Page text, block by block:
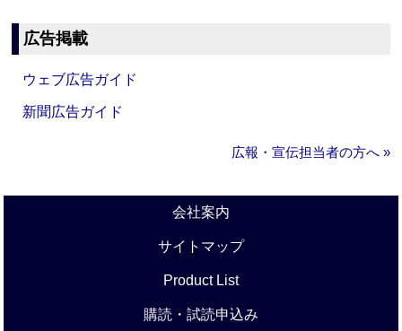
広告掲載
ウェブ広告ガイド
新聞広告ガイド
広報・宣伝担当者の方へ »
会社案内
サイトマップ
Product List
購読・試読申込み